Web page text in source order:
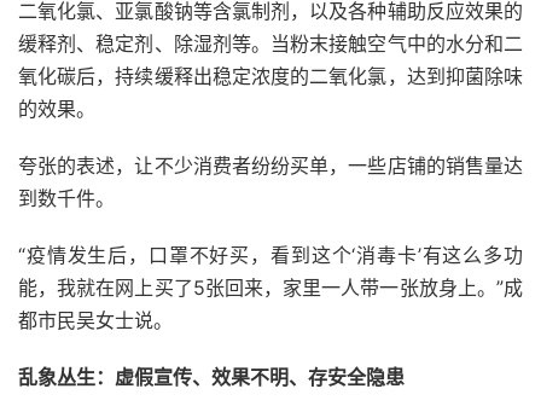
二氧化氯、亚氯酸钠等含氯制剂，以及各种辅助反应效果的
缓释剂、稳定剂、除湿剂等。当粉末接触空气中的水分和二
氧化碳后，持续缓释出稳定浓度的二氧化氯，达到抑菌除味
的效果。
夸张的表述，让不少消费者纷纷买单，一些店铺的销售量达
到数千件。
“疫情发生后，口罩不好买，看到这个‘消毒卡’有这么多功
能，我就在网上买了5张回来，家里一人带一张放身上。”成
都市民吴女士说。
乱象丛生：虚假宣传、效果不明、存安全隐患